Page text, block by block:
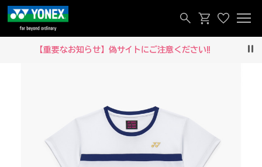
【重要なお知らせ】偽サイトにご注意ください‼